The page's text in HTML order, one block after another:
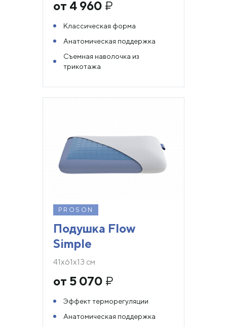
от 4 960 ₽
Классическая форма
Анатомическая поддержка
Съемная наволочка из
трикотажа
PROSON
Подушка Flow
Simple
41х61х13 см
от 5 070 ₽
Эффект терморегуляции
Анатомическая поддержка